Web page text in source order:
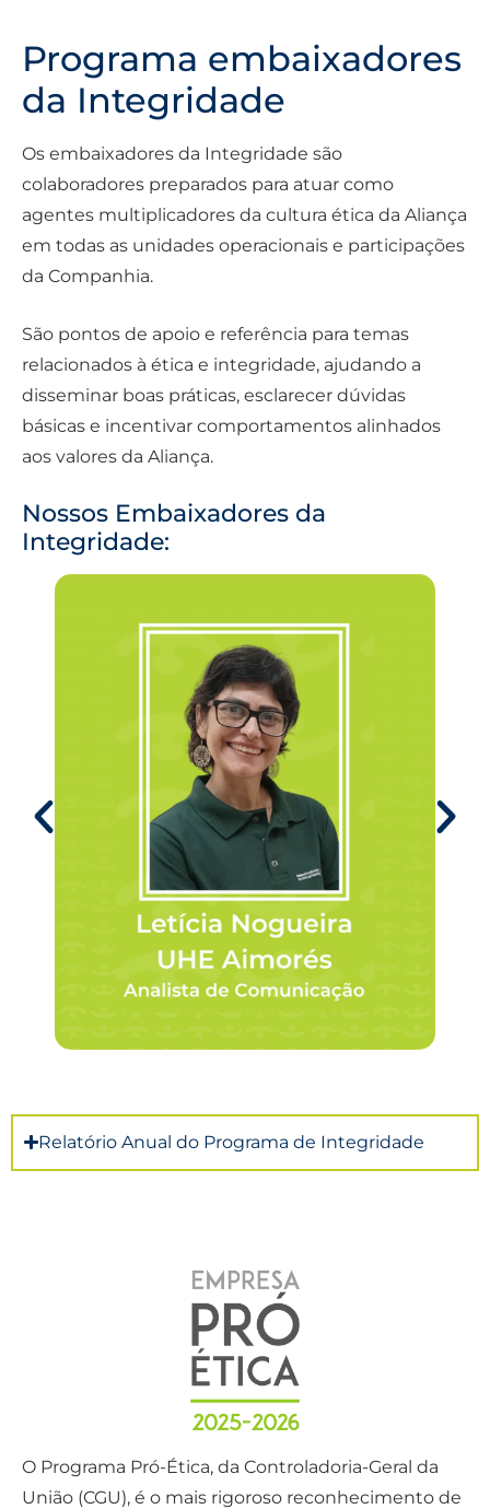
Programa embaixadores
da Integridade
Os embaixadores da Integridade são
colaboradores preparados para atuar como
agentes multiplicadores da cultura ética da Aliança
em todas as unidades operacionais e participações
da Companhia.
São pontos de apoio e referência para temas
relacionados à ética e integridade, ajudando a
disseminar boas práticas, esclarecer dúvidas
básicas e incentivar comportamentos alinhados
aos valores da Aliança.
Nossos Embaixadores da
Integridade:
Relatório Anual do Programa de Integridade
O Programa Pró-Ética, da Controladoria-Geral da
União (CGU), é o mais rigoroso reconhecimento de